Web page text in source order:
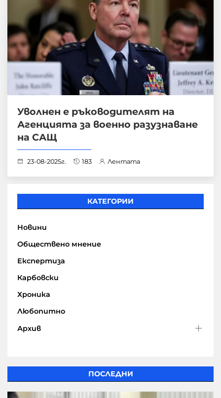
Уволнен е ръководителят на
Агенцията за военно разузнаване
на САЩ
23-08-2025г. 183 Лентата
КАТЕГОРИИ
Новини
Обществено мнение
Експертиза
Карбовски
Хроника
Любопитно
Архив
ПОСЛЕДНИ